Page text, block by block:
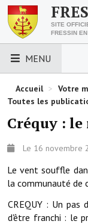
SITE
FRESSIN
MENU
LES ESSENTIELS
Découvrez
Urbanisme
Nous
Horaires de
Accueil > Votre
Toutes les
Créquy : le
Le 16 novembre
Le vent souffle
la communauté de
CREQUY : Un pas
d'être franchi : le